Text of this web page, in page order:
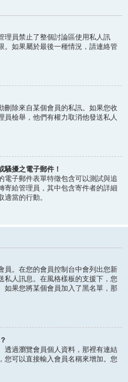
理員禁止了整個討論區使用私人訊
。如果屬於最後一種情況，請連絡管
刪除來自某個會員的私訊。如果您收
員檢舉，他們有權力取消他發送私人
騷擾之電子郵件！
電子郵件表單特徵包含可以測試與追
寄給管理員，其中包含寄件者的詳細
當的行動。
員。在您的會員控制台中會列出您新
私人訊息。在風格樣板的支援下，您
如果您將某個會員加入了黑名單，那
透過瀏覽會員個人資料，那裡有連結
您可以直接輸入會員名稱來增加。您